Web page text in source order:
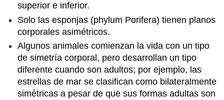
superior e inferior.
Solo las esponjas (phylum Porifera) tienen planos
corporales asimétricos.
Algunos animales comienzan la vida con un tipo
de simetría corporal, pero desarrollan un tipo
diferente cuando son adultos; por ejemplo, las
estrellas de mar se clasifican como bilateralmente
simétricas a pesar de que sus formas adultas son